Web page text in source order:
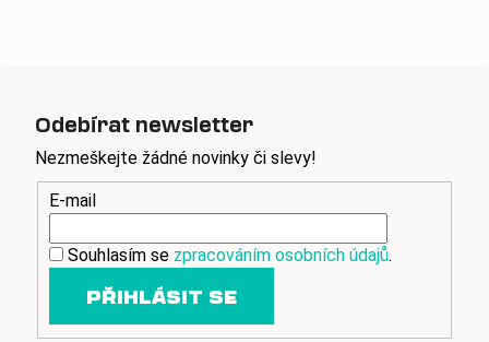
Odebírat newsletter
Nezmeškejte žádné novinky či slevy!
E-mail
Souhlasím se zpracováním osobních údajů.
PŘIHLÁSIT SE